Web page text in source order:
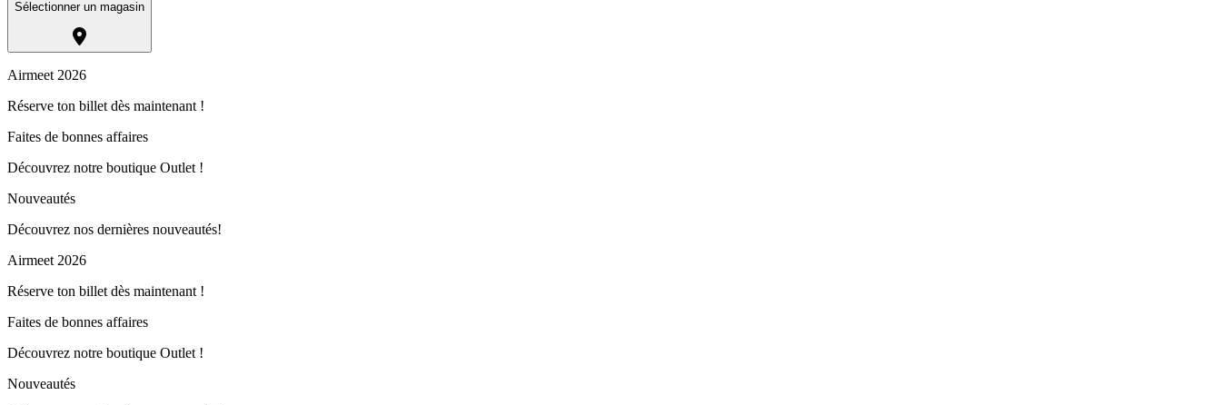
Sélectionner un magasin
Airmeet 2026
Réserve ton billet dès maintenant !
Faites de bonnes affaires
Découvrez notre boutique Outlet !
Nouveautés
Découvrez nos dernières nouveautés!
Airmeet 2026
Réserve ton billet dès maintenant !
Faites de bonnes affaires
Découvrez notre boutique Outlet !
Nouveautés